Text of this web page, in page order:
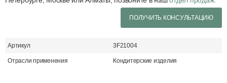
ПОЛУЧИТЬ КОНСУЛЬТАЦИЮ
Артикул 3F21004
Отрасли применения Кондитерские изделия